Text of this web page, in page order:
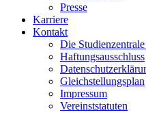
Presse
Karriere
Kontakt
Die
Haftungsausschluss
Gleichstellungsplan
Impressum
Vereinststatuten